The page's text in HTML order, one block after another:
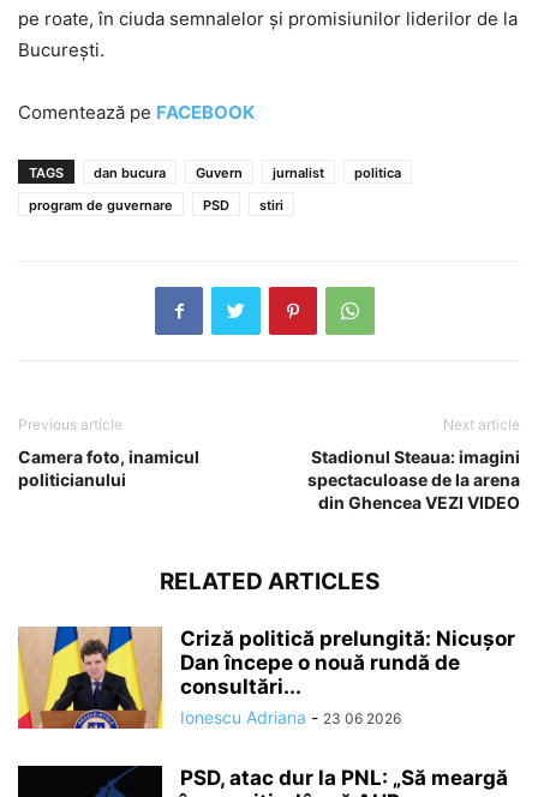
pe roate, în ciuda semnalelor și promisiunilor liderilor de la
București.
Comentează pe FACEBOOK
TAGS dan bucura Guvern jurnalist
politica
program de guvernare
PSD stiri
Previous article
Camera foto, inamicul
politicianului
Next article
Stadionul Steaua: imagini
spectaculoase de la arena
din Ghencea VEZI VIDEO
RELATED ARTICLES
Criză politică prelungită: Nicușor
Dan începe o nouă rundă de
consultări...
Ionescu Adriana - 23 06 2026
PSD, atac dur la PNL: „Să meargă